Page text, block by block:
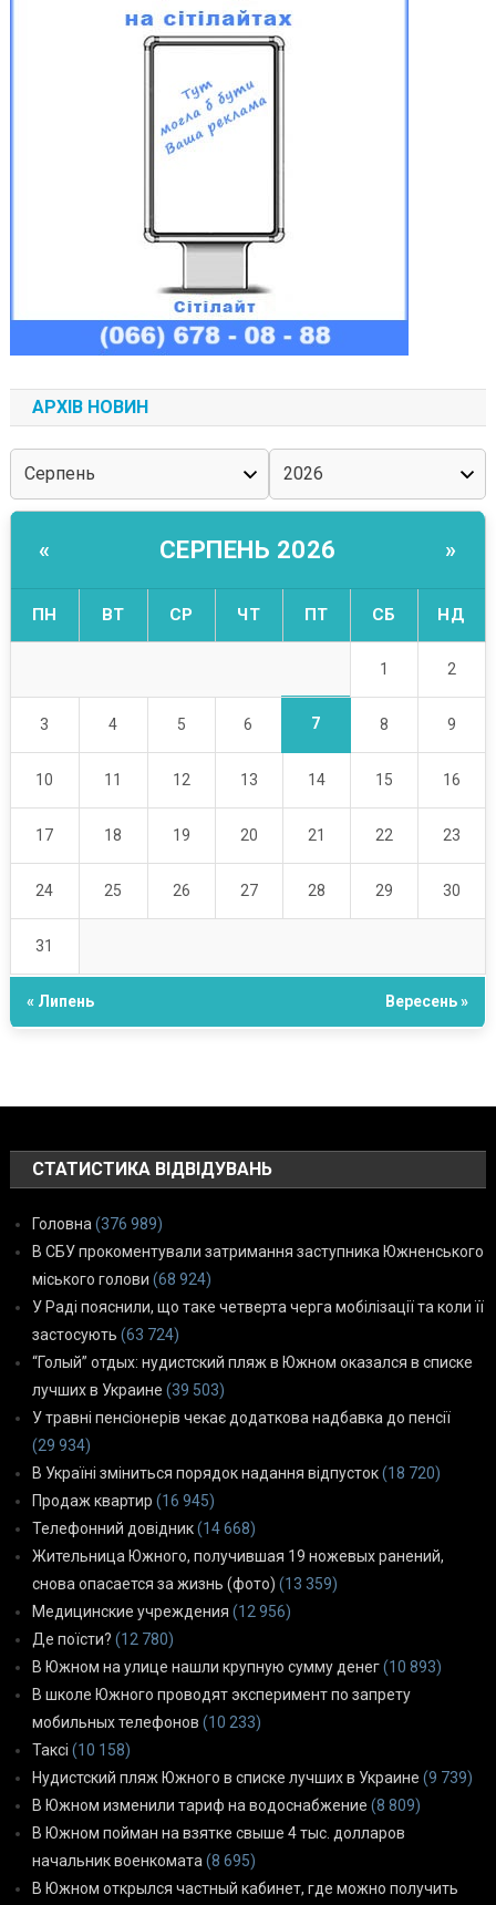
АРХІВ НОВИН
« СЕРПЕНЬ 2026 »
ПН ВТ СР ЧТ ПТ СБ НД
1 2
3 4 5 6 7 8 9
10 11 12 13 14 15 16
17 18 19 20 21 22 23
24 25 26 27 28 29 30
31
« Липень Вересень »
СТАТИСТИКА ВІДВІДУВАНЬ
Головна (376 989)
В СБУ прокоментували затримання заступника Южненського
міського голови (68 924)
У Раді пояснили, що таке четверта черга мобілізації та коли її
застосують (63 724)
“Голый” отдых: нудистский пляж в Южном оказался в списке
лучших в Украине (39 503)
У травні пенсіонерів чекає додаткова надбавка до пенсії
(29 934)
В Україні зміниться порядок надання відпусток(18 720)
Продаж квартир (16 945)
Телефонний довідник(14 668)
Жительница Южного, получившая 19 ножевых ранений,
снова опасается за жизнь (фото) (13 359)
Медицинские учреждения (12 956)
Де поїсти? (12 780)
В Южном на улице нашли крупную сумму денег(10 893)
В школе Южного проводят эксперимент по запрету
мобильных телефонов (10 233)
Таксі (10 158)
Нудистский пляж Южного в списке лучших в Украине (9 739)
В Южном изменили тариф на водоснабжение (8 809)
В Южном пойман на взятке свыше 4 тыс. долларов
начальник военкомата (8 695)
В Южном открылся частный кабинет, где можно получить